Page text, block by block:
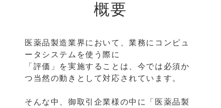
概要
医薬品製造業界において、業務にコンピュ
ータシステムを使う際に
「評価」を実施することは、今では必須か
つ当然の動きとして対応されています。
そんな中、御取引企業様の中に「医薬品製